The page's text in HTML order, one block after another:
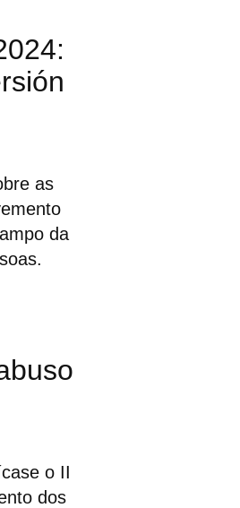
as
da
o II
dos